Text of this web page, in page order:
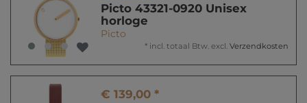
Picto 43321-0920 Unisex
horloge
Picto
* incl. totaal Btw. excl. Verzendkosten
€ 139,00 *